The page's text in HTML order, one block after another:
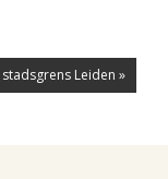
Leiden »